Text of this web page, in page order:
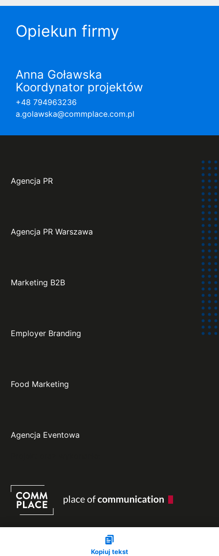
Opiekun firmy
Anna Goławska
Koordynator projektów
+48 794963236
a.golawska@commplace.com.pl
Kopiuj tekst
Agencja PR
Agencja PR Warszawa
Marketing B2B
Employer Branding
Food Marketing
Agencja Eventowa